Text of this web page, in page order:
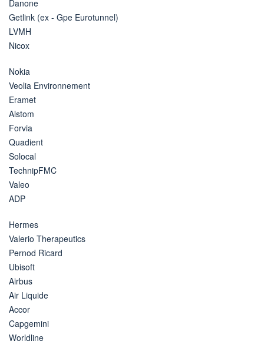
Danone
Getlink (ex - Gpe Eurotunnel)
LVMH
Nicox
Nokia
Veolia Environnement
Eramet
Alstom
Forvia
Quadient
Solocal
TechnipFMC
Valeo
ADP
Hermes
Valerio Therapeutics
Pernod Ricard
Ubisoft
Airbus
Air Liquide
Accor
Capgemini
Worldline